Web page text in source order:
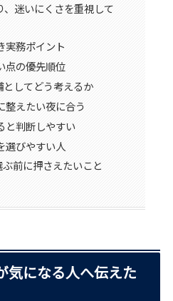
、迷いにくさを重視して
実務ポイント
点の優先順位
してどう考えるか
整えたい夜に合う
と判断しやすい
選びやすい人
前に押さえたいこと
気になる人へ伝えた